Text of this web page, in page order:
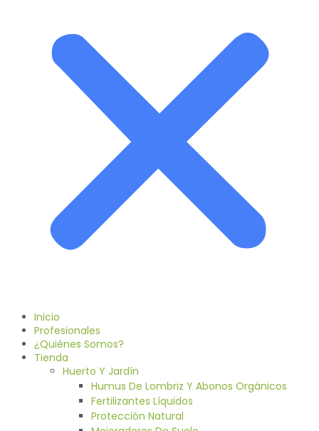
Inicio
Profesionales
¿Quiénes Somos?
Tienda
Huerto Y Jardín
Humus De Lombriz Y Abonos Orgánicos
Fertilizantes Líquidos
Protección Natural